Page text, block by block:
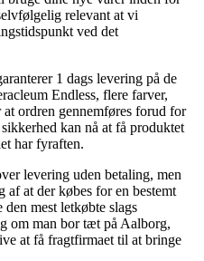
relevant at vi
ved det
1 dags levering på de
Endless, flere farver,
ordren gennemføres forud for
kan nå at få produktet
har fyraften.
levering uden betaling, men
at der købes for en bestemt
mest letkøbte slags
om man bor tæt på Aalborg,
at få fragtfirmaet til at bringe